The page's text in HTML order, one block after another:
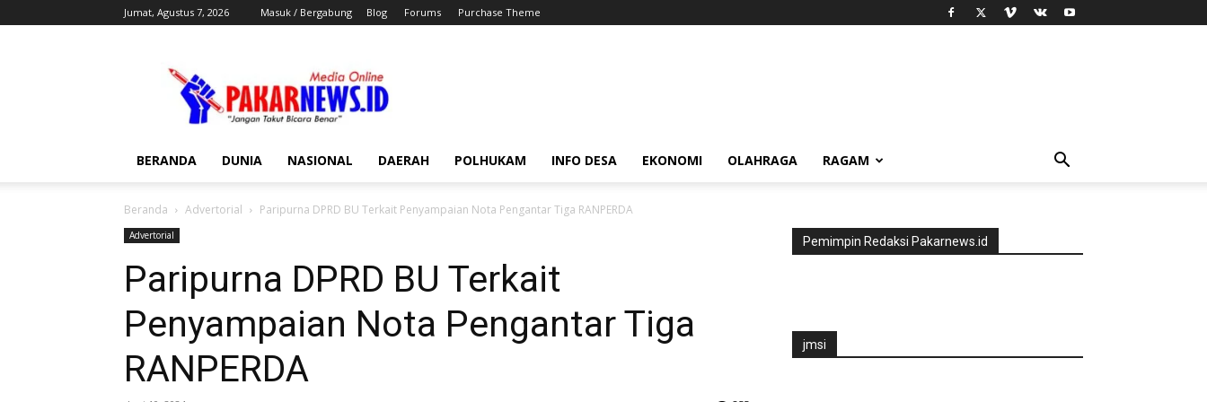
Jumat, Agustus 7, 2026 Masuk / Bergabung Blog Forums Purchase Theme
BERANDA DUNIA NASIONAL DAERAH POLHUKAM INFO DESA EKONOMI OLAHRAGA RAGAM
Beranda Advertorial Paripurna DPRD BU Terkait Penyampaian Nota Pengantar Tiga RANPERDA
Advertorial
Paripurna DPRD BU Terkait
Penyampaian Nota Pengantar Tiga
RANPERDA
Pemimpin Redaksi Pakarnews.id
jmsi